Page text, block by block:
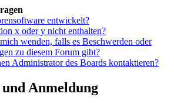
entwickelt?
x oder y nicht enthalten?
wenden, falls es Beschwerden oder
zu diesem Forum gibt?
Administrator des Boards kontaktieren?
Anmeldung